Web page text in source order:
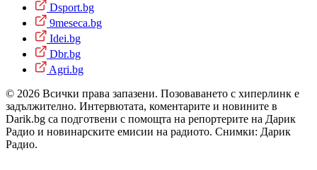
Dsport.bg
9meseca.bg
Idei.bg
Dbr.bg
Agri.bg
© 2026 Всички права запазени. Позоваването с хиперлинк е
задължително. Интервютата, коментарите и новините в
Darik.bg са подготвени с помощта на репортерите на Дарик
Радио и новинарските емисии на радиото. Снимки: Дарик
Радио.